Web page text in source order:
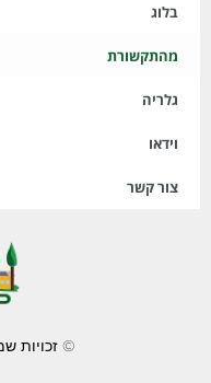
בלוג
מהתקשורת
גלריה
וידאו
צור קשר
© זכויות